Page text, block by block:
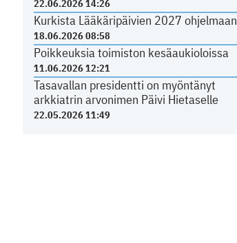
22.06.2026 14:26
Kurkista Lääkäripäivien 2027 ohjelmaan
18.06.2026 08:58
Poikkeuksia toimiston kesäaukioloissa
11.06.2026 12:21
Tasavallan presidentti on myöntänyt
arkkiatrin arvonimen Päivi Hietaselle
22.05.2026 11:49